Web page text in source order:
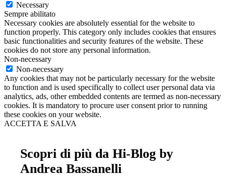
Necessary
Sempre abilitato
Necessary cookies are absolutely essential for the website to
function properly. This category only includes cookies that ensures
basic functionalities and security features of the website. These
cookies do not store any personal information.
Non-necessary
Non-necessary
Any cookies that may not be particularly necessary for the website
to function and is used specifically to collect user personal data via
analytics, ads, other embedded contents are termed as non-necessary
cookies. It is mandatory to procure user consent prior to running
these cookies on your website.
ACCETTA E SALVA
Scopri di più da Hi-Blog by
Andrea Bassanelli